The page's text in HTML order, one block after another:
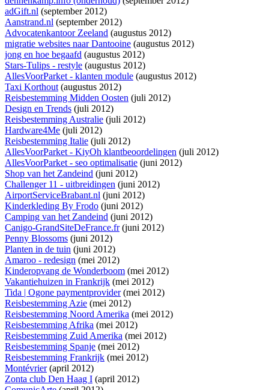
adGift.nl (september 2012)
Aanstrand.nl (september 2012)
Advocatenkantoor Zeeland (augustus 2012)
migratie websites naar Dantooine (augustus 2012)
jong en hoe begaafd (augustus 2012)
Stars-Tulips - restyle (augustus 2012)
AllesVoorParket - klanten module (augustus 2012)
Taxi Korthout(augustus 2012)
Reisbestemming Midden Oosten (juli 2012)
Design en Trends (juli 2012)
Reisbestemming Australie (juli 2012)
Hardware4Me (juli 2012)
Reisbestemming Italie (juli 2012)
AllesVoorParket - KiyOh klantbeoordelingen (juli 2012)
AllesVoorParket - seo optimalisatie (juni 2012)
Shop van het Zandeind (juni 2012)
Challenger 11 - uitbreidingen (juni 2012)
AirportServiceBrabant.nl (juni 2012)
Kinderkleding By Frodo (juni 2012)
Camping van het Zandeind (juni 2012)
Canigo-GrandSiteDeFrance.fr(juni 2012)
Penny Blossoms (juni 2012)
Planten in de tuin (juni 2012)
Amaroo - redesign (mei 2012)
Kinderopvang de Wonderboom (mei 2012)
Vakantiehuizen in Frankrijk (mei 2012)
Tida | Ogone paymentprovider(mei 2012)
Reisbestemming Azie (mei 2012)
Reisbestemming Noord Amerika (mei 2012)
Reisbestemming Afrika (mei 2012)
Reisbestemming Zuid Amerika (mei 2012)
Reisbestemming Spanje (mei 2012)
Reisbestemming Frankrijk (mei 2012)
Montévrier(april 2012)
Zonta club Den Haag I (april 2012)